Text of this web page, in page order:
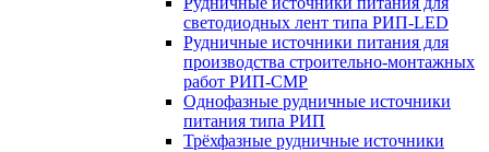
светодиодных лент типа РИП-LED
Рудничные источники питания для
производства строительно-монтажных
работ РИП-СМР
Однофазные рудничные источники
питания типа РИП
Трёхфазные рудничные источники